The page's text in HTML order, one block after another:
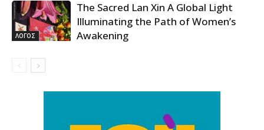
ΛΟΓΟΣ
The Sacred Lan Xin A Global Light
Illuminating the Path of Women’s
Awakening